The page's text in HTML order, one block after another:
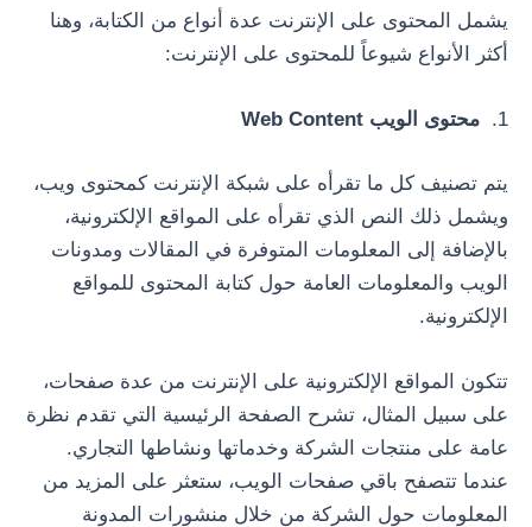
يشمل المحتوى على الإنترنت عدة أنواع من الكتابة، وهنا
أكثر الأنواع شيوعاً للمحتوى على الإنترنت:
1. محتوى الويب Web Content
يتم تصنيف كل ما تقرأه على شبكة الإنترنت كمحتوى ويب،
ويشمل ذلك النص الذي تقرأه على المواقع الإلكترونية،
بالإضافة إلى المعلومات المتوفرة في المقالات ومدونات
الويب والمعلومات العامة حول كتابة المحتوى للمواقع
الإلكترونية.
تتكون المواقع الإلكترونية على الإنترنت من عدة صفحات،
على سبيل المثال، تشرح الصفحة الرئيسية التي تقدم نظرة
عامة على منتجات الشركة وخدماتها ونشاطها التجاري.
عندما تتصفح باقي صفحات الويب، ستعثر على المزيد من
المعلومات حول الشركة من خلال منشورات المدونة